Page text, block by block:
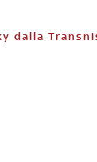
dalla